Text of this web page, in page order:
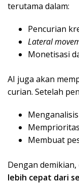
terutama dalam:
Pencurian
Lateral
Monetisasi
AI juga akan
curian. Setelah
Membuat
Dengan demikian,
lebih cepat dari